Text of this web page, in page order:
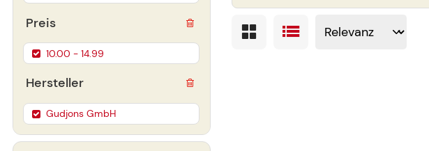
Preis
10.00 - 14.99
Hersteller
Gudjons GmbH